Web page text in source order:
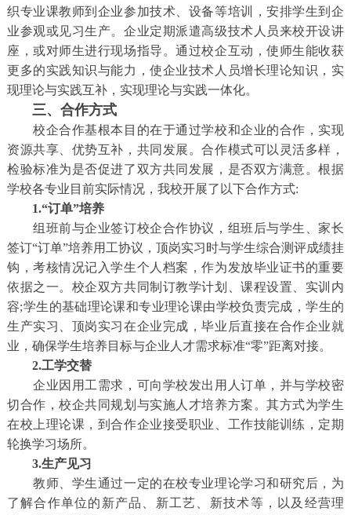
织专业课教师到企业参加技术、设备等培训，安排学生到企
业参观或见习生产。企业定期派遣高级技术人员来校开设讲
座，或对师生进行现场指导。通过校企互动，使师生能收获
更多的实践知识与能力，使企业技术人员增长理论知识，实
现理论与实践互补，实现理论与实践一体化。
三、合作方式
校企合作基根本目的在于通过学校和企业的合作，实现
资源共享、优势互补，共同发展。合作模式可以灵活多样，
检验标准为是否促进了双方共同发展，是否双方满意。根据
学校各专业目前实际情况，我校开展了以下合作方式:
1.“订单”培养
组班前与企业签订校企合作协议，组班后与学生、家长
签订“订单”培养用工协议，顶岗实习时与学生综合测评成绩挂
钩，考核情况记入学生个人档案，作为发放毕业证书的重要
依据之一。校企双方共同制订教学计划、课程设置、实训内
容;学生的基础理论课和专业理论课由学校负责完成，学生的
生产实习、顶岗实习在企业完成，毕业后直接在合作企业就
业，确保学生培养目标与企业人才需求标准“零”距离对接。
2.工学交替
企业因用工需求，可向学校发出用人订单，并与学校密
切合作，校企共同规划与实施人才培养方案。其方式为学生
在校上理论课，到合作企业接受职业、工作技能训练，定期
轮换学习场所。
3.生产见习
教师、学生通过一定的在校专业理论学习和研究后，为
了解合作单位的新产品、新工艺、新技术等，以及经营理